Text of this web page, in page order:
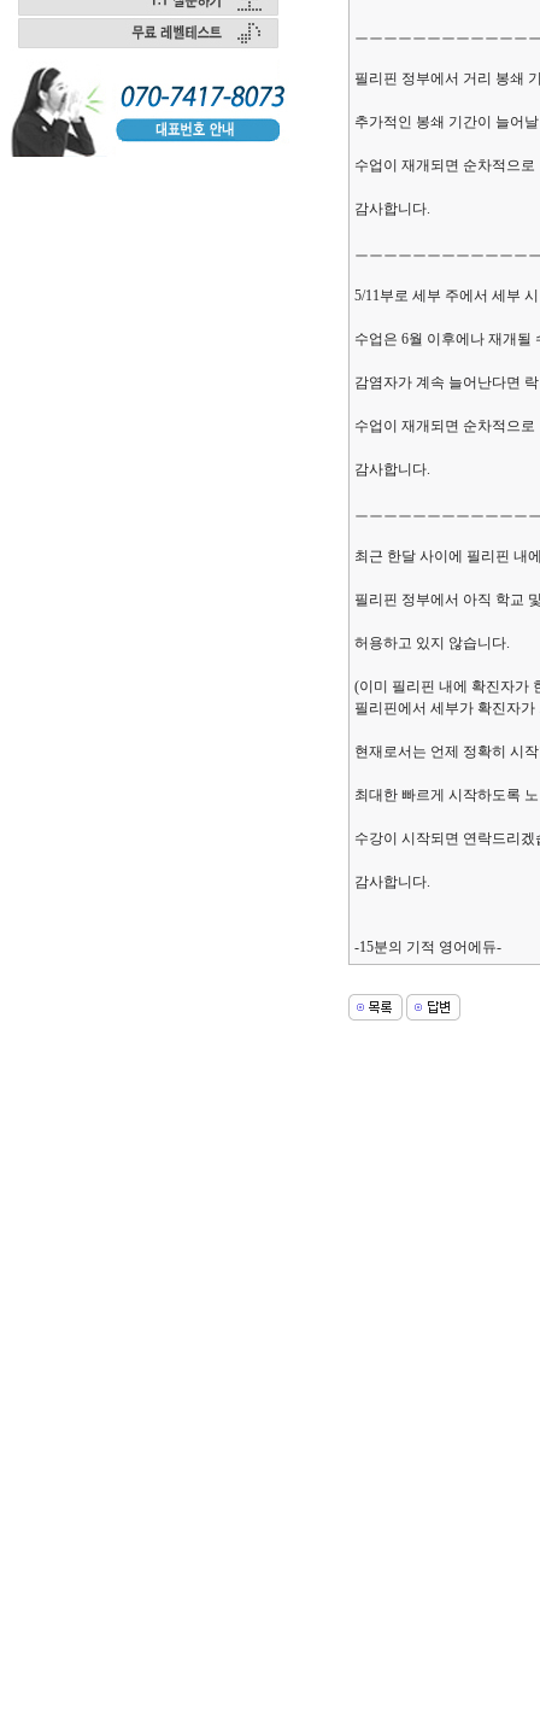
ㅡㅡㅡㅡㅡㅡㅡㅡㅡㅡㅡㅡ
필리핀 정부에서 거리 봉쇄
추가적인 봉쇄 기간이 늘어
수업이 재개되면 순차적으
감사합니다.
ㅡㅡㅡㅡㅡㅡㅡㅡㅡㅡㅡㅡ
5/11부로 세부 주에서 세부
수업은 6월 이후에나 재개될
감염자가 계속 늘어난다면
수업이 재개되면 순차적으
감사합니다.
ㅡㅡㅡㅡㅡㅡㅡㅡㅡㅡㅡㅡ
최근 한달 사이에 필리핀 내
필리핀 정부에서 아직 학교
허용하고 있지 않습니다.
(이미 필리핀 내에 확진자가
필리핀에서 세부가 확진자
현재로서는 언제 정확히 시
최대한 빠르게 시작하도록
수강이 시작되면 연락드리겠
감사합니다.
-15분의 기적 영어에듀-